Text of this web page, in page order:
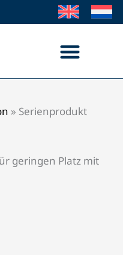
» Serienprodukt
geringen Platz mit